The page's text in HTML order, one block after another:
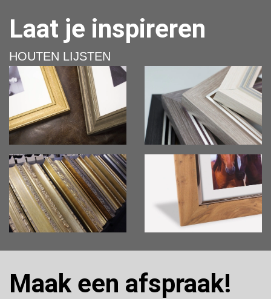
Laat je inspireren
HOUTEN LIJSTEN
Maak een afspraak!